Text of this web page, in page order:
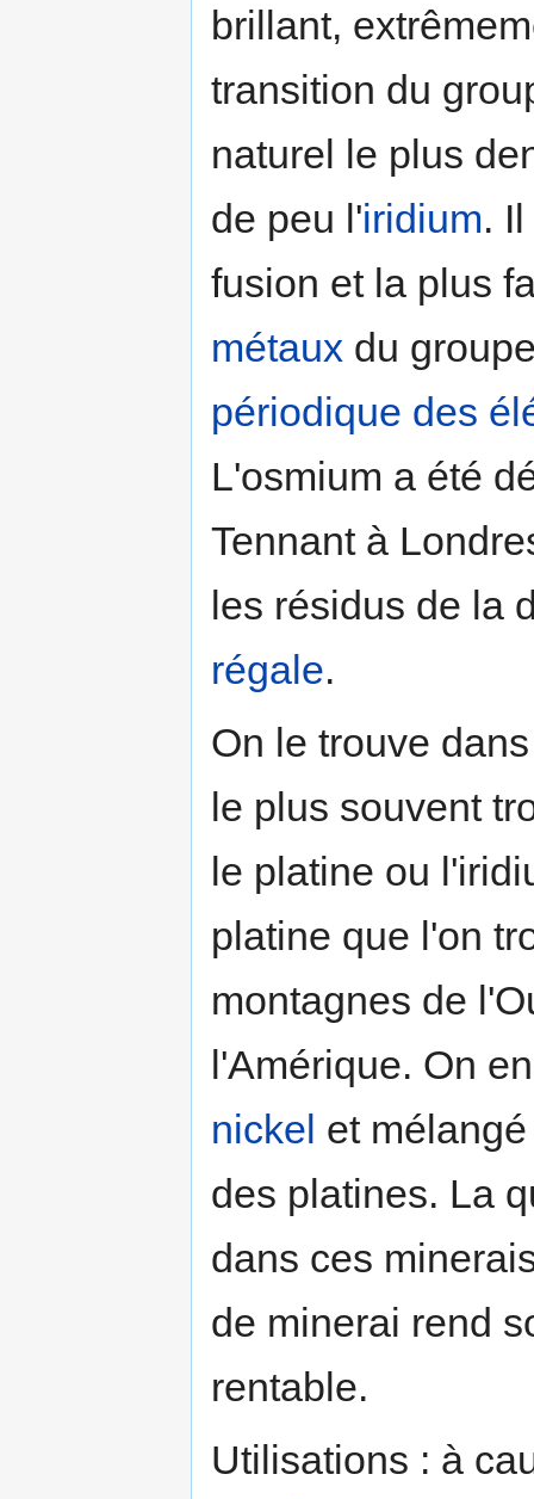
brillant,
transition du
naturel le plus
de peu l'iridium.
fusion et la plus
métaux du
périodique des
L'osmium a été
Tennant à
les résidus de la
régale.
On le trouve
le plus souvent
le platine ou
platine que l'on
montagnes de
l'Amérique. On
nickel et
des platines. La
dans ces
de minerai rend
rentable.
Utilisations : à